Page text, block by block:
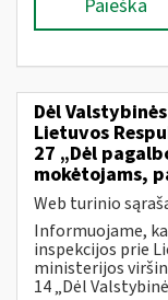
Paieška
Dėl Valstybinės
Lietuvos
27 „Dėl
mokėtojams,
Web turinio
Informuojame,
inspekcijos prie
ministerijos
14 „Dėl